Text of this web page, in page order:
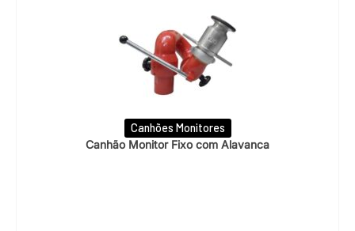
Canhões Monitores
Canhão Monitor Fixo com Alavanca